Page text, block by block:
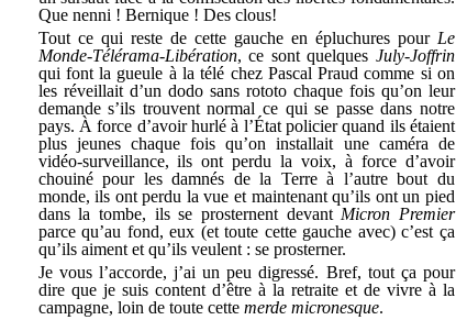
Que nenni ! Bernique ! Des clous!
Tout ce qui reste de cette gauche en épluchures pour Le
Monde-Télérama-Libération, ce sont quelques July-Joffrin
qui font la gueule à la télé chez Pascal Praud comme si on
les réveillait d’un dodo sans rototo chaque fois qu’on leur
demande s’ils trouvent normal ce qui se passe dans notre
pays. À force d’avoir hurlé à l’État policier quand ils étaient
plus jeunes chaque fois qu’on installait une caméra de
vidéo-surveillance, ils ont perdu la voix, à force d’avoir
chouiné pour les damnés de la Terre à l’autre bout du
monde, ils ont perdu la vue et maintenant qu’ils ont un pied
dans la tombe, ils se prosternent devant Micron Premier
parce qu’au fond, eux (et toute cette gauche avec) c’est ça
qu’ils aiment et qu’ils veulent : se prosterner.
Je vous l’accorde, j’ai un peu digressé. Bref, tout ça pour
dire que je suis content d’être à la retraite et de vivre à la
campagne, loin de toute cette merde micronesque.